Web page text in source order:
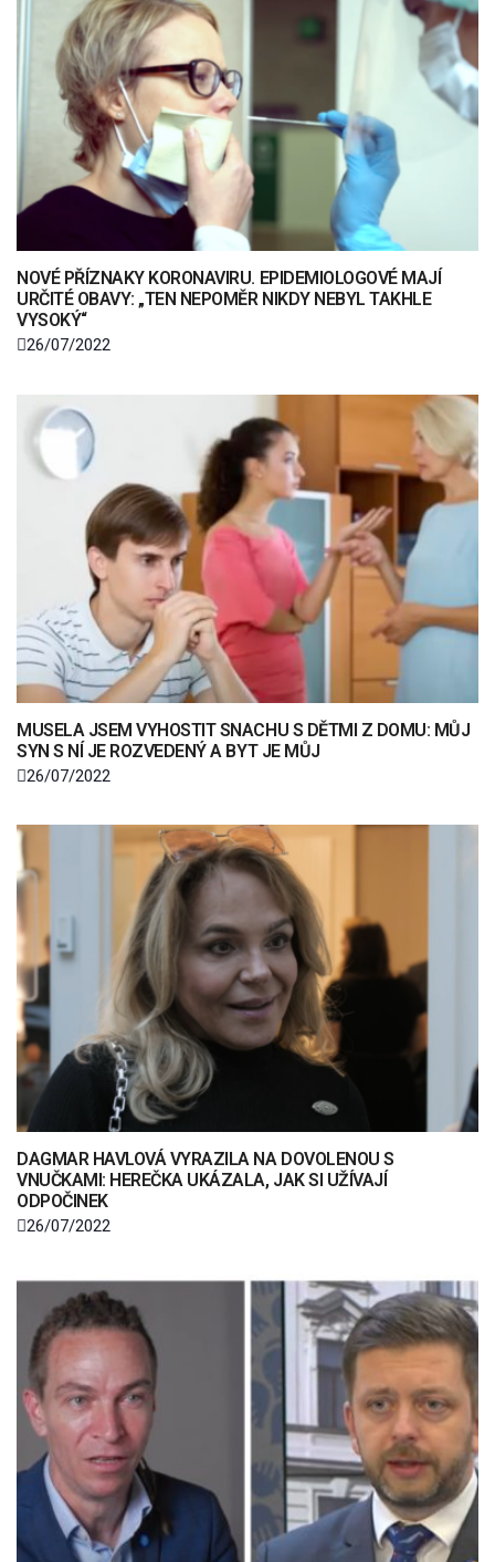
NOVÉ PŘÍZNAKY KORONAVIRU. EPIDEMIOLOGOVÉ MAJÍ
URČITÉ OBAVY: „TEN NEPOMĚR NIKDY NEBYL TAKHLE
VYSOKÝ“
26/07/2022
MUSELA JSEM VYHOSTIT SNACHU S DĚTMI Z DOMU: MŮJ
SYN S NÍ JE ROZVEDENÝ A BYT JE MŮJ
26/07/2022
DAGMAR HAVLOVÁ VYRAZILA NA DOVOLENOU S
VNUČKAMI: HEREČKA UKÁZALA, JAK SI UŽÍVAJÍ
ODPOČINEK
26/07/2022